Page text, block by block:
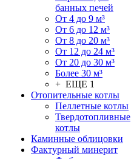
банных печей
От 4 до 9 м³
От 6 до 12 м³
От 8 до 20 м³
От 12 до 24 м³
От 20 до 30 м³
Более 30 м³
+ ЕЩЕ 1
Отопительные котлы
Пеллетные котлы
Твердотопливные
котлы
Каминные облицовки
Фактурный минерит